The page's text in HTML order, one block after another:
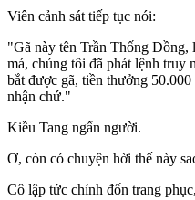
Viên cảnh sát tiếp tục nói:
"Gã này tên Trần Thống Đồng,
má, chúng tôi đã phát lệnh truy
bắt được gã, tiền thưởng
nhận chứ."
Kiều Tang ngẩn người.
Ơ, còn có chuyện hời thế này
Cô lập tức chỉnh đốn trang